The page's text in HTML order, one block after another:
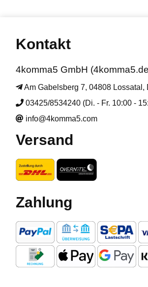
Kontakt
4komma5 GmbH
Am Gabelsberg 7, 04808 Lossatal,
03425/8534240 (Di. - Fr. 10:00 -
info@4komma5.com
Versand
Zahlung